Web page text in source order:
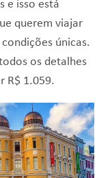
e isso está
querem viajar
únicas.
os detalhes
R$ 1.059.